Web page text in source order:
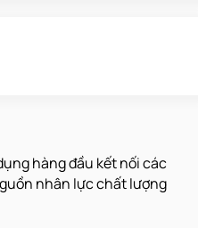
hàng đầu kết nối các
nhân lực chất lượng